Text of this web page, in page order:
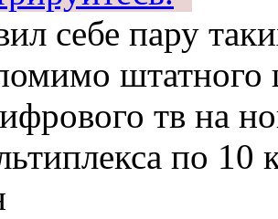
себе пару
штатного
тв на
по 10